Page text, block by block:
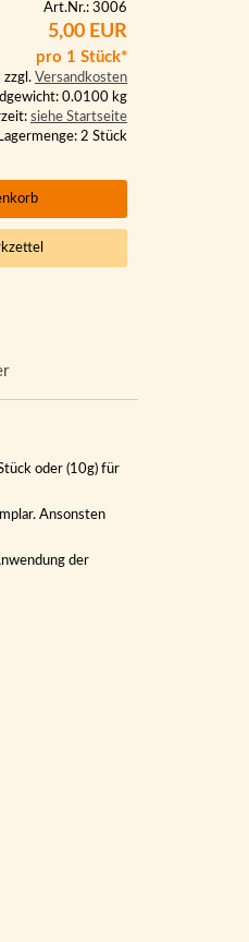
Art.Nr.: 3006
5,00 EUR
pro 1 Stück*
zzgl. Versandkosten
0.0100 kg
siehe Startseite
Lagermenge: 2 Stück
oder (10g) für
Ansonsten
der